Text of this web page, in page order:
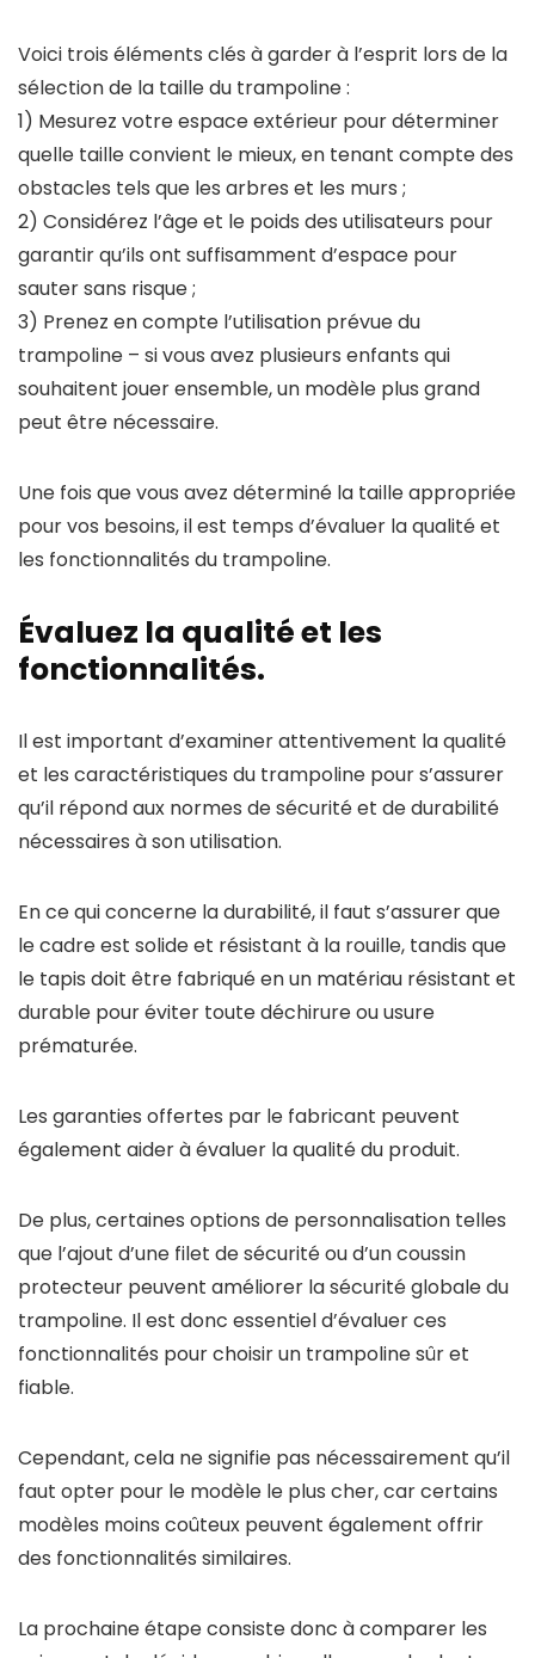
Voici trois éléments clés à garder à l’esprit lors de la
sélection de la taille du trampoline :
1) Mesurez votre espace extérieur pour déterminer
quelle taille convient le mieux, en tenant compte des
obstacles tels que les arbres et les murs ;
2) Considérez l’âge et le poids des utilisateurs pour
garantir qu’ils ont suffisamment d’espace pour
sauter sans risque ;
3) Prenez en compte l’utilisation prévue du
trampoline – si vous avez plusieurs enfants qui
souhaitent jouer ensemble, un modèle plus grand
peut être nécessaire.
Une fois que vous avez déterminé la taille appropriée
pour vos besoins, il est temps d’évaluer la qualité et
les fonctionnalités du trampoline.
Évaluez la qualité et les
fonctionnalités.
Il est important d’examiner attentivement la qualité
et les caractéristiques du trampoline pour s’assurer
qu’il répond aux normes de sécurité et de durabilité
nécessaires à son utilisation.
En ce qui concerne la durabilité, il faut s’assurer que
le cadre est solide et résistant à la rouille, tandis que
le tapis doit être fabriqué en un matériau résistant et
durable pour éviter toute déchirure ou usure
prématurée.
Les garanties offertes par le fabricant peuvent
également aider à évaluer la qualité du produit.
De plus, certaines options de personnalisation telles
que l’ajout d’une filet de sécurité ou d’un coussin
protecteur peuvent améliorer la sécurité globale du
trampoline. Il est donc essentiel d’évaluer ces
fonctionnalités pour choisir un trampoline sûr et
fiable.
Cependant, cela ne signifie pas nécessairement qu’il
faut opter pour le modèle le plus cher, car certains
modèles moins coûteux peuvent également offrir
des fonctionnalités similaires.
La prochaine étape consiste donc à comparer les